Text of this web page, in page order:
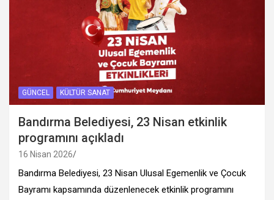
GÜNCEL KÜLTÜR SANAT
Bandırma Belediyesi, 23 Nisan etkinlik
programını açıkladı
16 Nisan 2026
Bandırma Belediyesi, 23 Nisan Ulusal Egemenlik ve Çocuk
Bayramı kapsamında düzenlenecek etkinlik programını